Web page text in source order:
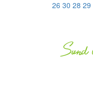
26 30 28 29